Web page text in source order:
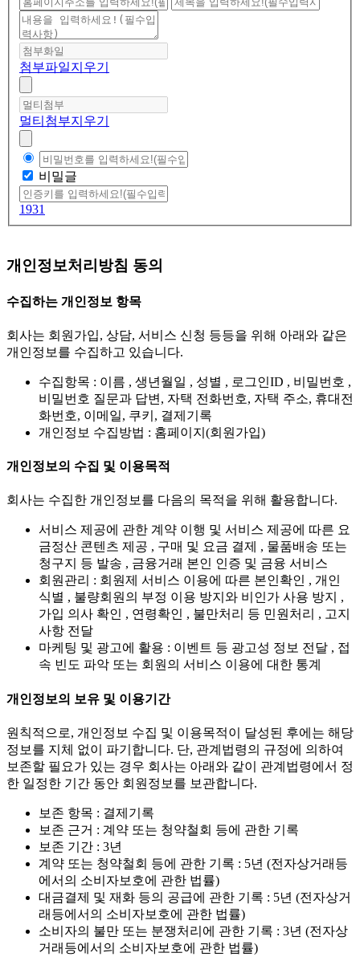
첨부파일지우기
멀티첨부지우기
비밀글
1931
개인정보처리방침 동의
수집하는 개인정보 항목
회사는 회원가입, 상담, 서비스 신청 등등을 위해 아래와 같은
개인정보를 수집하고 있습니다.
수집항목 : 이름 , 생년월일 , 성별 , 로그인ID , 비밀번호 ,
비밀번호 질문과 답변, 자택 전화번호, 자택 주소, 휴대전
화번호, 이메일, 쿠키, 결제기록
개인정보 수집방법 : 홈페이지(회원가입)
개인정보의 수집 및 이용목적
회사는 수집한 개인정보를 다음의 목적을 위해 활용합니다.
서비스 제공에 관한 계약 이행 및 서비스 제공에 따른 요
금정산 콘텐츠 제공 , 구매 및 요금 결제 , 물품배송 또는
청구지 등 발송 , 금융거래 본인 인증 및 금융 서비스
회원관리 : 회원제 서비스 이용에 따른 본인확인 , 개인
식별 , 불량회원의 부정 이용 방지와 비인가 사용 방지 ,
가입 의사 확인 , 연령확인 , 불만처리 등 민원처리 , 고지
사항 전달
마케팅 및 광고에 활용 : 이벤트 등 광고성 정보 전달 , 접
속 빈도 파악 또는 회원의 서비스 이용에 대한 통계
개인정보의 보유 및 이용기간
원칙적으로, 개인정보 수집 및 이용목적이 달성된 후에는 해당
정보를 지체 없이 파기합니다. 단, 관계법령의 규정에 의하여
보존할 필요가 있는 경우 회사는 아래와 같이 관계법령에서 정
한 일정한 기간 동안 회원정보를 보관합니다.
보존 항목 : 결제기록
보존 근거 : 계약 또는 청약철회 등에 관한 기록
보존 기간 : 3년
계약 또는 청약철회 등에 관한 기록 : 5년 (전자상거래등
에서의 소비자보호에 관한 법률)
대금결제 및 재화 등의 공급에 관한 기록 : 5년 (전자상거
래등에서의 소비자보호에 관한 법률)
소비자의 불만 또는 분쟁처리에 관한 기록 : 3년 (전자상
거래등에서의 소비자보호에 관한 법률)